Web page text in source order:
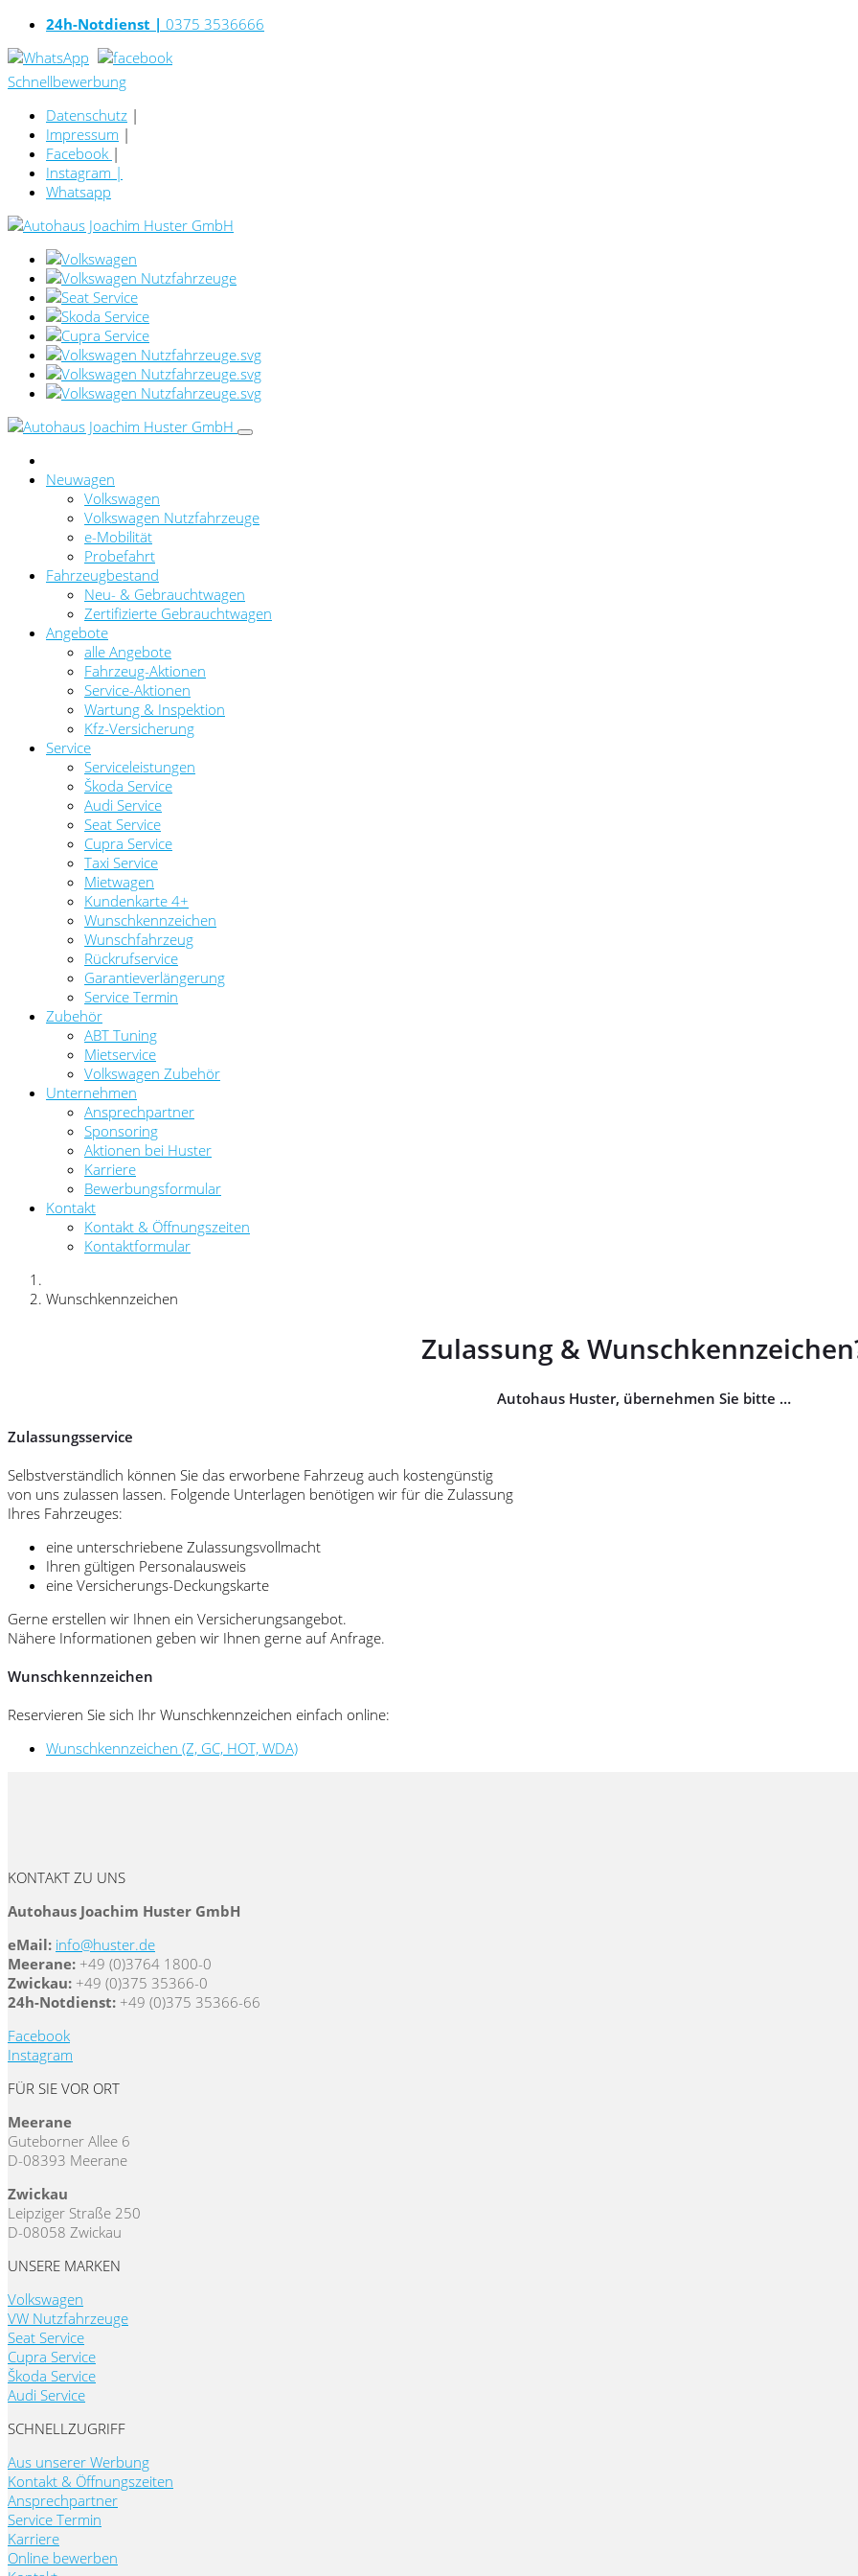
24h-Notdienst | 0375 3536666
Schnellbewerbung
Datenschutz |
Impressum |
Facebook |
Instagram |
Whatsapp
Neuwagen
Volkswagen
Volkswagen Nutzfahrzeuge
e-Mobilität
Probefahrt
Fahrzeugbestand
Neu- & Gebrauchtwagen
Zertifizierte Gebrauchtwagen
Angebote
alle Angebote
Fahrzeug-Aktionen
Service-Aktionen
Wartung & Inspektion
Kfz-Versicherung
Service
Serviceleistungen
Škoda Service
Audi Service
Seat Service
Cupra Service
Taxi Service
Mietwagen
Kundenkarte 4+
Wunschkennzeichen
Wunschfahrzeug
Rückrufservice
Garantieverlängerung
Service Termin
Zubehör
ABT Tuning
Mietservice
Volkswagen Zubehör
Unternehmen
Ansprechpartner
Sponsoring
Aktionen bei Huster
Karriere
Bewerbungsformular
Kontakt
Kontakt & Öffnungszeiten
Kontaktformular
Wunschkennzeichen
Zulassung &
Autohaus Huster, übernehmen Sie bitte …
Zulassungsservice
Selbstverständlich können Sie das erworbene Fahrzeug auch kostengünstig
von uns zulassen lassen. Folgende Unterlagen benötigen wir für die Zulassung
Ihres Fahrzeuges:
eine unterschriebene Zulassungsvollmacht
Ihren gültigen Personalausweis
eine Versicherungs-Deckungskarte
Gerne erstellen wir Ihnen ein Versicherungsangebot.
Nähere Informationen geben wir Ihnen gerne auf Anfrage.
Wunschkennzeichen
Reservieren Sie sich Ihr Wunschkennzeichen einfach online:
Wunschkennzeichen (Z, GC, HOT, WDA)
KONTAKT ZU UNS
Autohaus Joachim Huster GmbH
eMail: info@huster.de
Meerane: +49 (0)3764 1800-0
Zwickau: +49 (0)375 35366-0
24h-Notdienst: +49 (0)375 35366-66
Facebook
Instagram
FÜR SIE VOR ORT
Meerane
Guteborner Allee 6
D-08393 Meerane
Zwickau
Leipziger Straße 250
D-08058 Zwickau
UNSERE MARKEN
Volkswagen
VW Nutzfahrzeuge
Seat Service
Cupra Service
Škoda Service
Audi Service
SCHNELLZUGRIFF
Aus unserer Werbung
Kontakt & Öffnungszeiten
Ansprechpartner
Service Termin
Karriere
Online bewerben